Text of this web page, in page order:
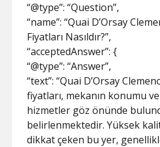
“@type”: “Question”,
“name”: “Quai D’Orsay
Fiyatları Nasıldır?”,
“acceptedAnswer”: {
“@type”: “Answer”,
“text”: “Quai D’Orsay
fiyatları, mekanın konumu
hizmetler göz önünde
belirlenmektedir. Yüksek
dikkat çeken bu yer,